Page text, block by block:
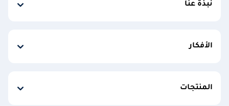
نبذة عنا
الأفكار
المنتجات